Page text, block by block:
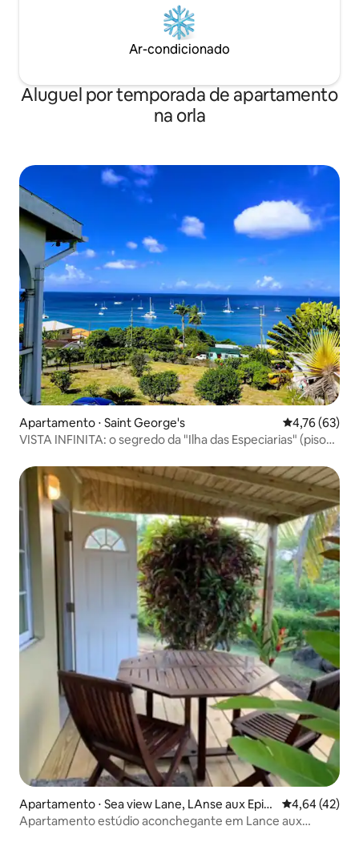
Ar-condicionado
Aluguel por temporada de apartamento
na orla
Apartamento ⋅ Saint George's 4,76 de uma
4,76 (63)
VISTA INFINITA: o segredo da "Ilha das Especiarias" (piso
Apartamento ⋅ Sea view Lane, LAnse aux Epin
es, Saint George
4,64 de uma
4,64 (42)
Apartamento estúdio aconchegante em Lance aux